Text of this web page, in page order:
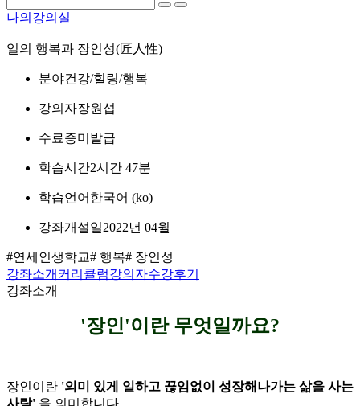
나의강의실
일의 행복과 장인성(匠人性)
분야건강/힐링/행복
강의자장원섭
수료증미발급
학습시간2시간 47분
학습언어 한국어 ‎(ko)‎
강좌개설일2022년 04월
#연세인생학교# 행복# 장인성
강좌소개 커리큘럼강의자수강후기
강좌소개
'장인'이란 무엇일까요?
장인이란 '의미 있게 일하고 끊임없이 성장해나가는 삶을 사는
사람' 을 의미합니다.